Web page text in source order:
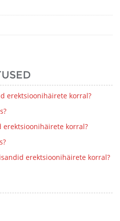
erektsioonihäirete korral?
korral?
erektsioonihäirete korral?